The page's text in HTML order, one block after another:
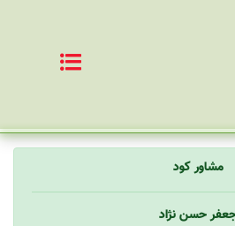
مشاور کود
حسن نژاد